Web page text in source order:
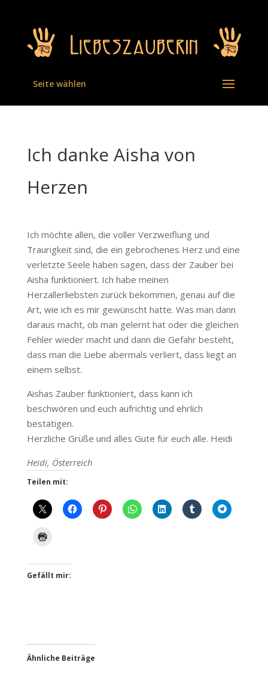
Seite wählen
Ich danke Aisha von
Herzen
Ich möchte allen, die voller Verzweiflung und
Traurigkeit sind, die ein gebrochenes Herz und eine
verletzte Seele haben sagen, dass der Zauber bei
Aisha funktioniert. Ich habe meinen
Herzallerliebsten zurück bekommen, genau auf die
Art, wie ich es mir gewünscht hatte. Was man dann
daraus macht, ob man gelernt hat oder die gleichen
Fehler wieder macht und dann die Gefahr besteht,
dass man die Liebe abermals verliert, dass liegt an
einem selbst.
Aishas Zauber funktioniert, dass kann ich
beschwören und euch aufrichtig und ehrlich
bestätigen.
Herzliche Grüße und alles Gute für euch alle. Heidi
Heidi, Österreich
Teilen mit:
Gefällt mir:
Ähnliche Beiträge